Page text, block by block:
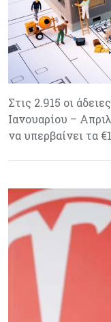
Στις 2.915 οι
Ιανουαρίου –
να υπερβαίνει τα